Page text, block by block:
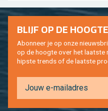
BLIJF OP DE
Abon­neer je op onze
op de hoog­te over het laat­ste
hip­s­te trends of de laat­ste